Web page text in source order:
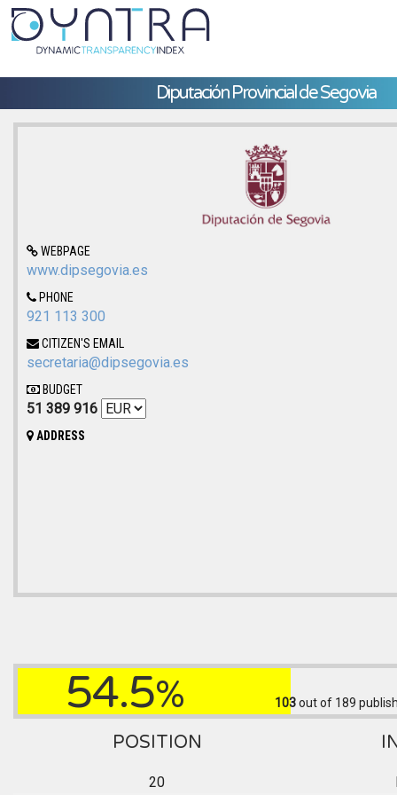
Diputación Provincial de Segovia
WEBPAGE
www.dipsegovia.es
PHONE
921 113 300
CITIZEN'S EMAIL
secretaria@dipsegovia.es
BUDGET
51 389 916
ADDRESS
54.5% 103out of 189
POSITION
20